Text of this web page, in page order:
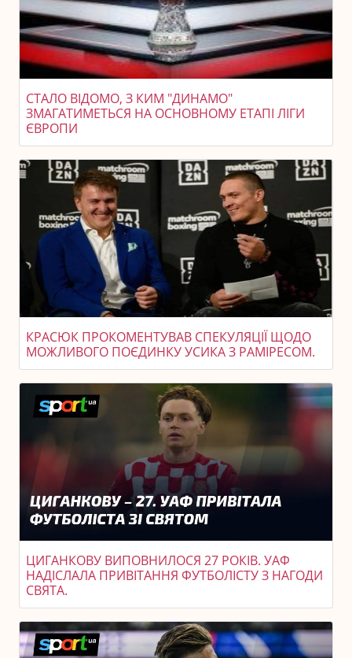
СТАЛО ВІДОМО, З КИМ "ДИНАМО"
ЗМАГАТИМЕТЬСЯ НА ОСНОВНОМУ ЕТАПІ ЛІГИ
ЄВРОПИ
КРАСЮК ПРОКОМЕНТУВАВ СПЕКУЛЯЦІЇ ЩОДО
МОЖЛИВОГО ПОЄДИНКУ УСИКА З РАМІРЕСОМ.
ЦИГАНКОВУ ВИПОВНИЛОСЯ 27 РОКІВ. УАФ
НАДІСЛАЛА ПРИВІТАННЯ ФУТБОЛІСТУ З НАГОДИ
СВЯТА.